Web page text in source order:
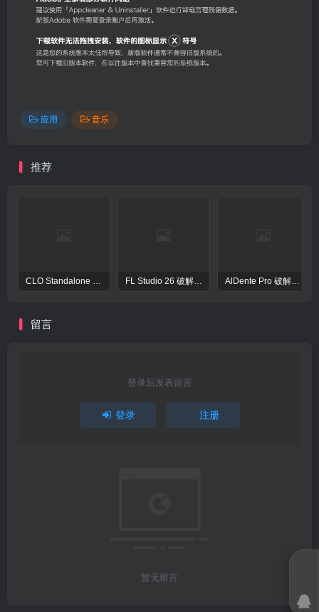
应用 音乐
推荐
CLO Standalone OnlineAuth Mac激活版-CLO3D三维服装设计演示软件 FL Studio 26 破解版 – 强大的音频后期处理程序 AlDente Pro 破解版 – macOS强大的电池管家电池优化工具
留言
登录后发表留言
登录 注册
暂无留言